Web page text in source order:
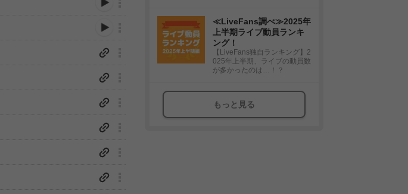
≪LiveFans調べ≫2025年
上半期ライブ動員ランキ
ング！
【LiveFans独自ランキング】2
025年上半期、ライブの動員数
が多かったのは…！？
もっと見る